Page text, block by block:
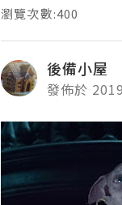
瀏覽次數:400
後備小屋
發佈於